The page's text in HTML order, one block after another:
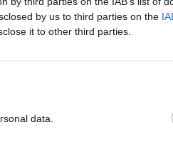
by us to third parties on the
it to other third parties.
data.
στα 18 του χρόνια
θα προχωρήσει σε
Η κυβέρνηση δεν θα
σε διεξαγωγή
για τον Έπστιν